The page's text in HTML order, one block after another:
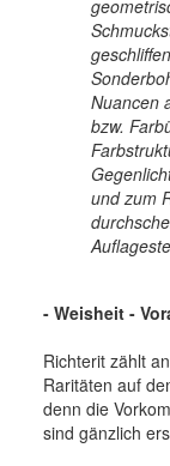
Nuancen
bzw.
und zum
- Weisheit -
Richterit zählt
Raritäten auf
denn die
sind gänzlich